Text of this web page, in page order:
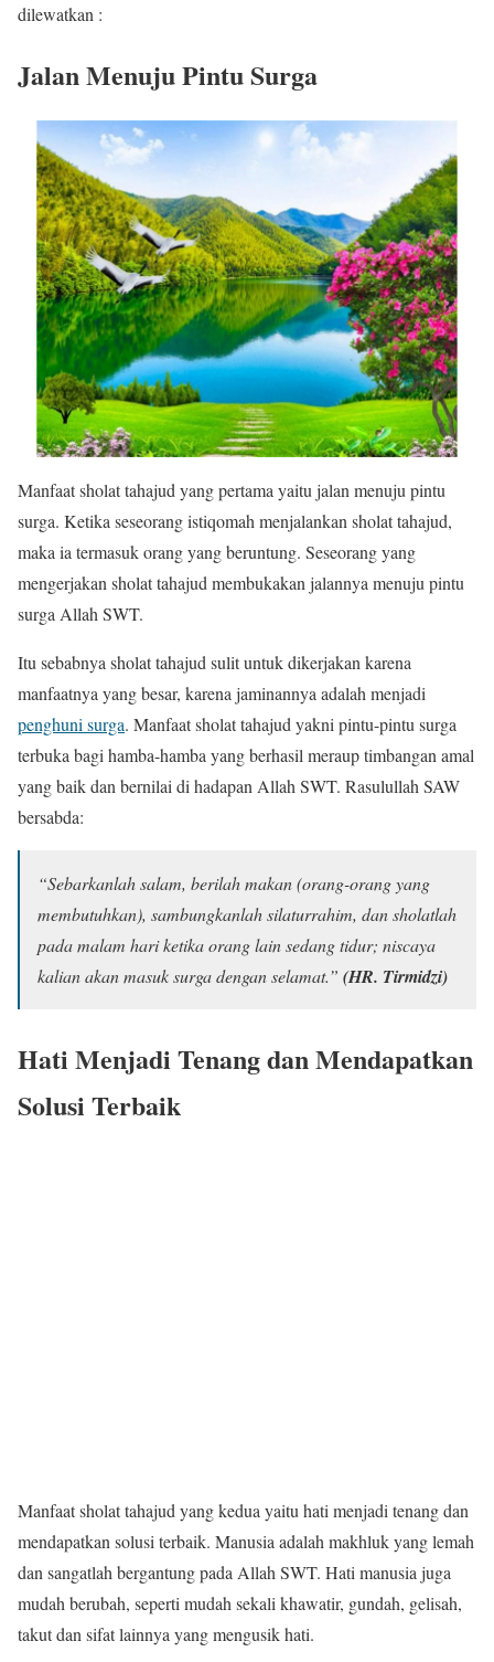
dilewatkan :
Jalan Menuju Pintu Surga
Manfaat sholat tahajud yang pertama yaitu jalan menuju pintu
surga. Ketika seseorang istiqomah menjalankan sholat tahajud,
maka ia termasuk orang yang beruntung. Seseorang yang
mengerjakan sholat tahajud membukakan jalannya menuju pintu
surga Allah SWT.
Itu sebabnya sholat tahajud sulit untuk dikerjakan karena
manfaatnya yang besar, karena jaminannya adalah menjadi
penghuni surga. Manfaat sholat tahajud yakni pintu-pintu surga
terbuka bagi hamba-hamba yang berhasil meraup timbangan amal
yang baik dan bernilai di hadapan Allah SWT. Rasulullah SAW
bersabda:
“Sebarkanlah salam, berilah makan (orang-orang yang
membutuhkan), sambungkanlah silaturrahim, dan sholatlah
pada malam hari ketika orang lain sedang tidur; niscaya
kalian akan masuk surga dengan selamat.” (HR. Tirmidzi)
Hati Menjadi Tenang dan Mendapatkan
Solusi Terbaik
Manfaat sholat tahajud yang kedua yaitu hati menjadi tenang dan
mendapatkan solusi terbaik. Manusia adalah makhluk yang lemah
dan sangatlah bergantung pada Allah SWT. Hati manusia juga
mudah berubah, seperti mudah sekali khawatir, gundah, gelisah,
takut dan sifat lainnya yang mengusik hati.